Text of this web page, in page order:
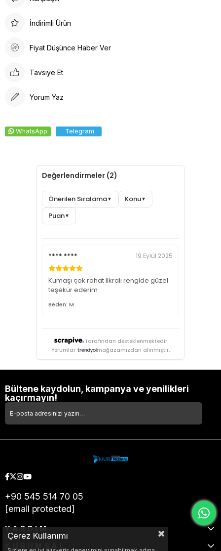
İndirimli Ürün
Fiyat Düşünce Haber Ver
Tavsiye Et
Yorum Yaz
WhatsApp Telegram
Değerlendirmeler (2)
Önerilen Sıralama▼ Konu▼
Puan▼
**** **** 19 Eylül 2025
Kumaşı çok rahat likralı rengide güzel
teşekür ederim
Beden: M
tarafından desteklenmektedir.
Yorumlar
mağazamızdan alınmıştır.
Bültene kaydolun, kampanya ve yenilikleri
kaçırmayın!
+90 545 514 70 05
[email protected]
YARDIM
Çerez Kullanımı